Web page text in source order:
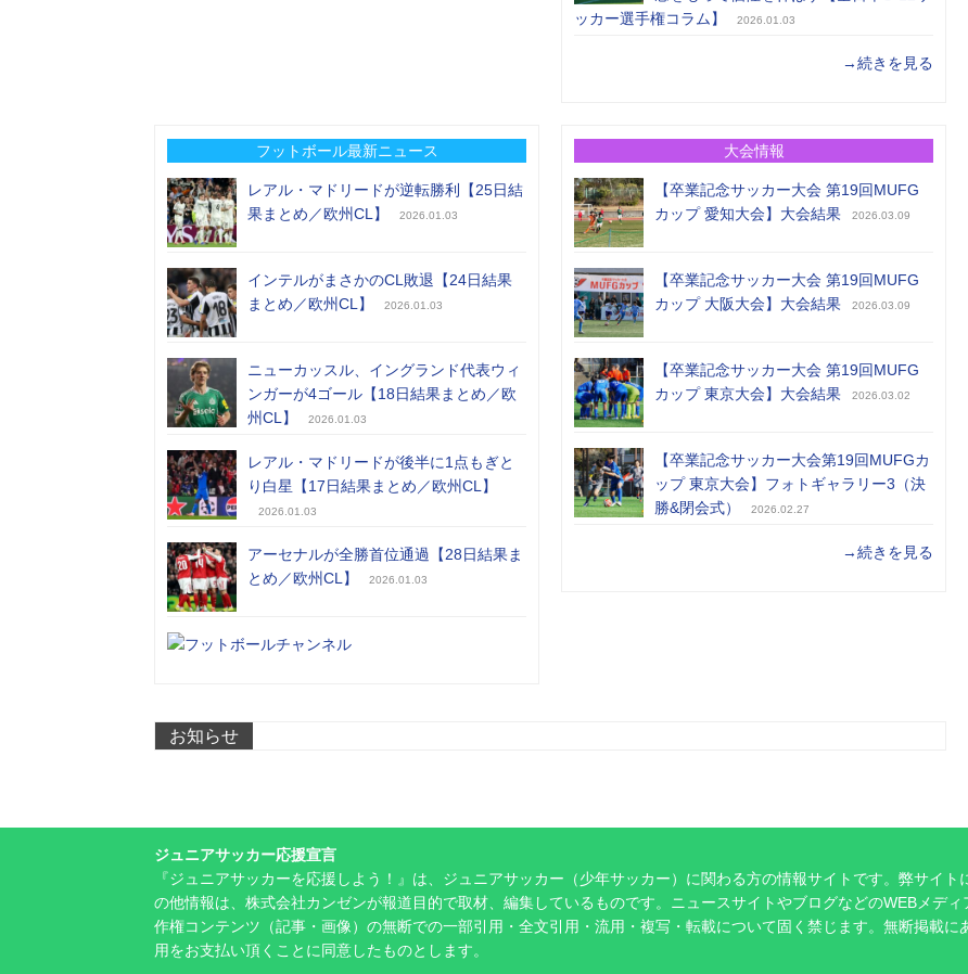
ッカー選手権コラム】
2026.01.03
→続きを見る
フットボール最新ニュース
レアル・マドリードが逆転勝利【25日結
果まとめ／欧州CL】
2026.01.03
インテルがまさかのCL敗退【24日結果
まとめ／欧州CL】
2026.01.03
ニューカッスル、イングランド代表ウィ
ンガーが4ゴール【18日結果まとめ／欧
州CL】
2026.01.03
レアル・マドリードが後半に1点もぎと
り白星【17日結果まとめ／欧州CL】
2026.01.03
アーセナルが全勝首位通過【28日結果ま
とめ／欧州CL】
2026.01.03
大会情報
【卒業記念サッカー大会 第19回MUFG
カップ 愛知大会】大会結果
2026.03.09
【卒業記念サッカー大会 第19回MUFG
カップ 大阪大会】大会結果
2026.03.09
【卒業記念サッカー大会 第19回MUFG
カップ 東京大会】大会結果
2026.03.02
【卒業記念サッカー大会第19回MUFGカ
ップ 東京大会】フォトギャラリー3（決
勝&閉会式）
2026.02.27
→続きを見る
お知らせ
ジュニアサッカー応援宣言
『ジュニアサッカーを応援しよう！』は、ジュニアサッカー（少年サッカー）に関わる方の情報サイトです。弊サイ
の他情報は、株式会社カンゼンが報道目的で取材、編集しているものです。ニュースサイトやブログなどのWEBメデ
作権コンテンツ（記事・画像）の無断での一部引用・全文引用・流用・複写・転載について固く禁じます。無断掲載
用をお支払い頂くことに同意したものとします。